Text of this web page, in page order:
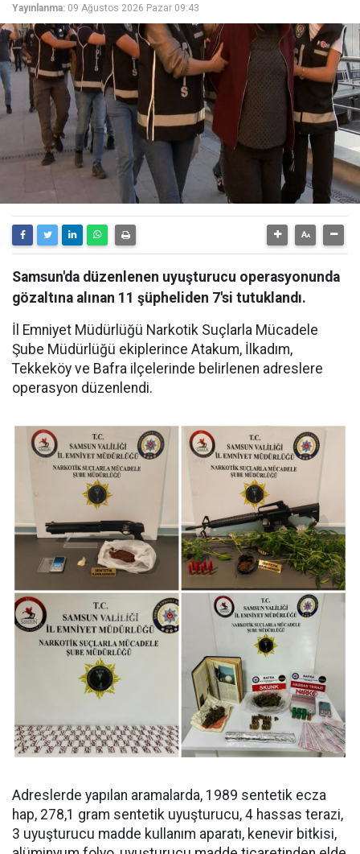
Yayınlanma: 09 Ağustos 2026 Pazar 09:43
Samsun'da düzenlenen uyuşturucu operasyonunda
gözaltına alınan 11 şüpheliden 7'si tutuklandı.
İl Emniyet Müdürlüğü Narkotik Suçlarla Mücadele
Şube Müdürlüğü ekiplerince Atakum, İlkadım,
Tekkeköy ve Bafra ilçelerinde belirlenen adreslere
operasyon düzenlendi.
Adreslerde yapılan aramalarda, 1989 sentetik ecza
hap, 278,1 gram sentetik uyuşturucu, 4 hassas terazi,
3 uyuşturucu madde kullanım aparatı, kenevir bitkisi,